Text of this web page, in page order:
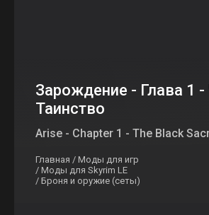
Зарождение - Глава 1
Таинство
Arise - Chapter 1 - The Black
Главная / Моды для игр
/ Моды для Skyrim LE
/ Броня и оружие (сеты)